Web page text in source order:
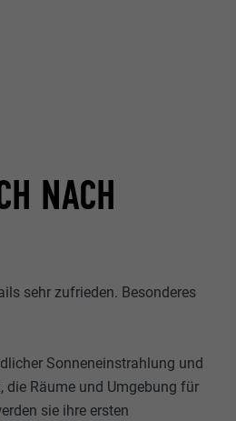
NACH
sehr zufrieden. Besonderes
Sonneneinstrahlung und
die Räume und Umgebung für
sie ihre ersten